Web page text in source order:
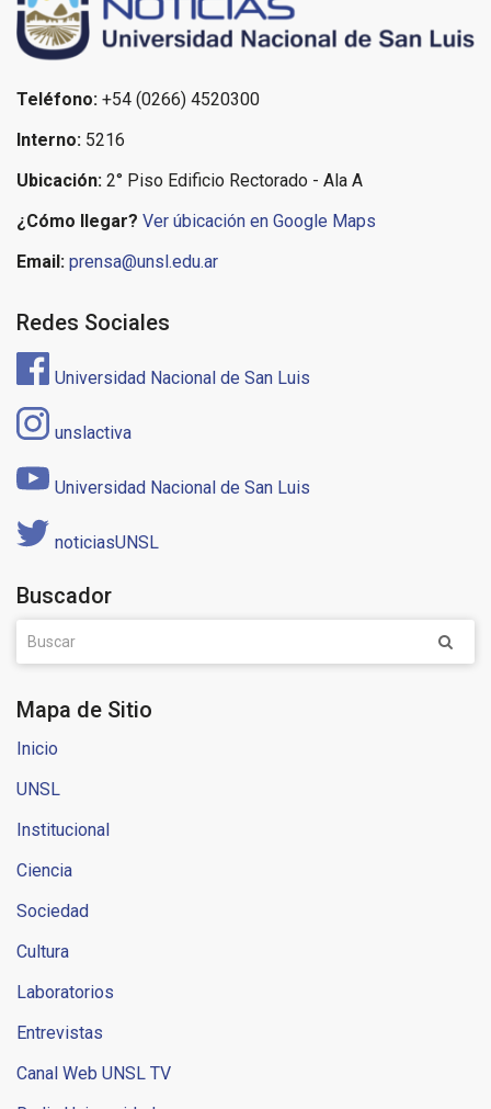
Teléfono: +54 (0266) 4520300
Interno: 5216
Ubicación: 2° Piso Edificio Rectorado - Ala A
¿Cómo llegar? Ver úbicación en Google Maps
Email: prensa@unsl.edu.ar
Redes Sociales
Universidad Nacional de San Luis
unslactiva
Universidad Nacional de San Luis
noticiasUNSL
Buscador
Mapa de Sitio
Inicio
UNSL
Institucional
Ciencia
Sociedad
Cultura
Laboratorios
Entrevistas
Canal Web UNSL TV